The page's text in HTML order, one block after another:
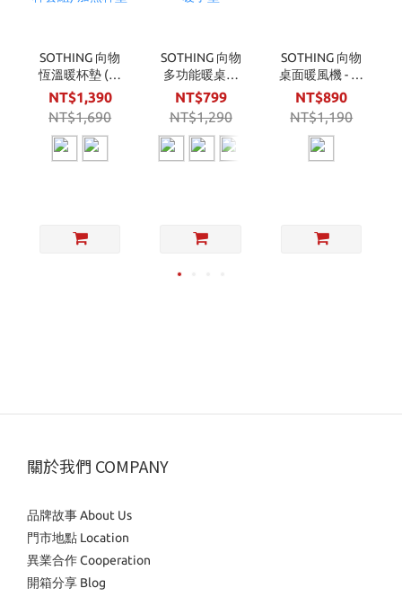
SOTHING 向物
恆溫暖杯墊 (燭
光禮盒組) (內附
玻璃杯套組) 加
熱杯墊
NT$1,390
NT$1,690
SOTHING 向物
多功能暖桌墊
滑鼠墊 四季適
用 加熱墊 暖手
墊
NT$799
NT$1,290
SOTHING 向物
桌面暖風機 - 小
熊 (自黏熊耳)
NT$890
NT$1,190
關於我們 COMPANY
品牌故事 About Us
門市地點 Location
異業合作 Cooperation
開箱分享 Blog